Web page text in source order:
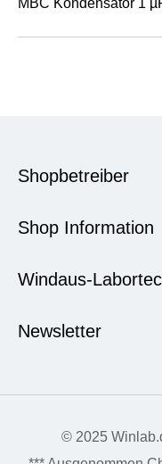
MBC Kondensator 1
Shopbetreiber
Shop Information
Windaus-
Newsletter
© 2025